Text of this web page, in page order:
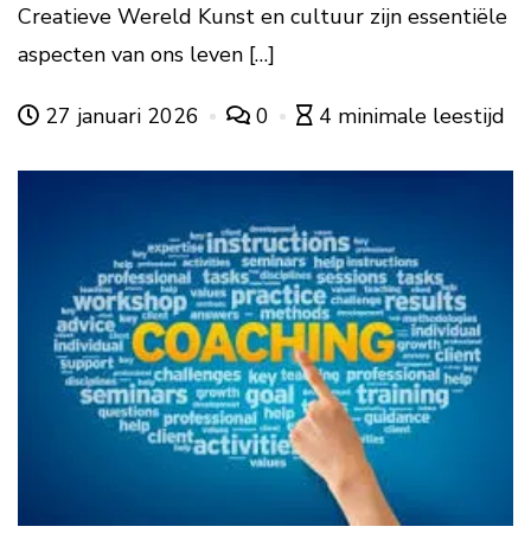
Creatieve Wereld Kunst en cultuur zijn essentiële
aspecten van ons leven […]
27 januari 2026 0 4 minimale leestijd